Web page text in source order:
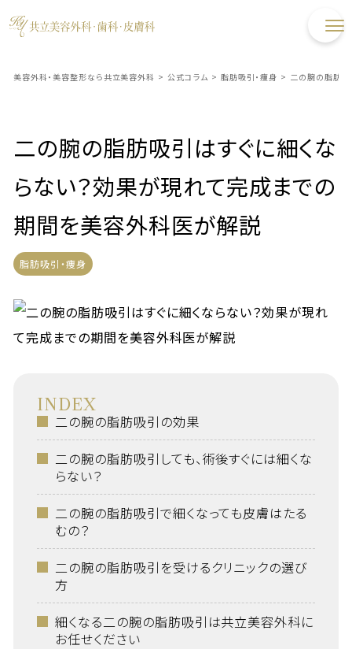
美容外科・美容整形なら共立美容外科 > 公式コラム > 脂肪吸引・痩身 > 二の腕の脂肪吸
二の腕の脂肪吸引はすぐに細くな
らない？効果が現れて完成までの
期間を美容外科医が解説
脂肪吸引・痩身
INDEX
二の腕の脂肪吸引の効果
二の腕の脂肪吸引しても、術後すぐには細くな
らない？
二の腕の脂肪吸引で細くなっても皮膚はたる
むの？
二の腕の脂肪吸引を受けるクリニックの選び
方
細くなる二の腕の脂肪吸引は共立美容外科に
お任せください